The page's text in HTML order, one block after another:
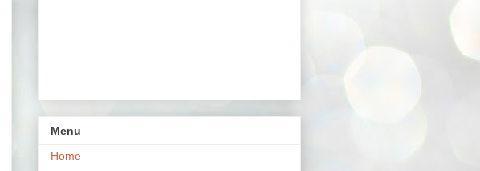
Menu
Home